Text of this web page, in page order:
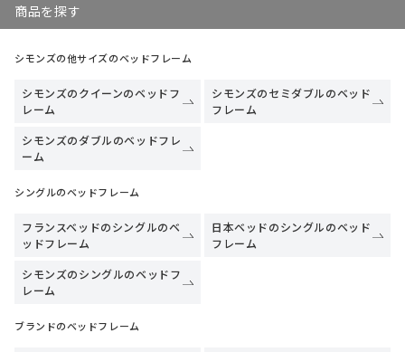
商品を探す
シモンズの他サイズのベッドフレーム
シモンズのクイーンのベッドフ
レーム
シモンズのセミダブルのベッド
フレーム
シモンズのダブルのベッドフレ
ーム
シングルのベッドフレーム
フランスベッドのシングルのベ
ッドフレーム
日本ベッドのシングルのベッド
フレーム
シモンズのシングルのベッドフ
レーム
ブランドのベッドフレーム